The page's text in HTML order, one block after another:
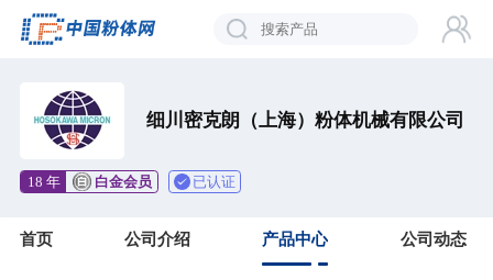
细川密克朗（上海）粉体机械有限公司
18 年 白金会员 已认证
首页 公司介绍 产品中心 公司动态